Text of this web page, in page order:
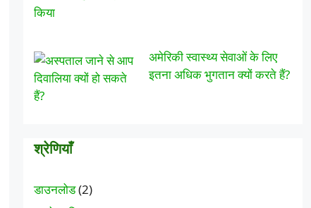
अमेरिकी स्वास्थ्य सेवाओं के लिए
इतना अधिक भुगतान क्यों करते हैं?
श्रेणियाँ
डाउनलोड(2)